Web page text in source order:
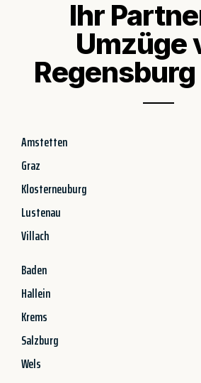
Ihr
Umzüge
Amstetten
Graz
Klosterneuburg
Lustenau
Villach
Baden
Hallein
Krems
Salzburg
Wels